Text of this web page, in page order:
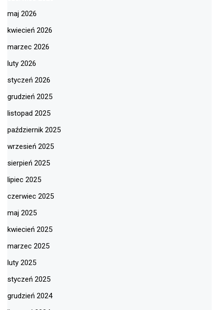
maj 2026
kwiecień 2026
marzec 2026
luty 2026
styczeń 2026
grudzień 2025
listopad 2025
październik 2025
wrzesień 2025
sierpień 2025
lipiec 2025
czerwiec 2025
maj 2025
kwiecień 2025
marzec 2025
luty 2025
styczeń 2025
grudzień 2024